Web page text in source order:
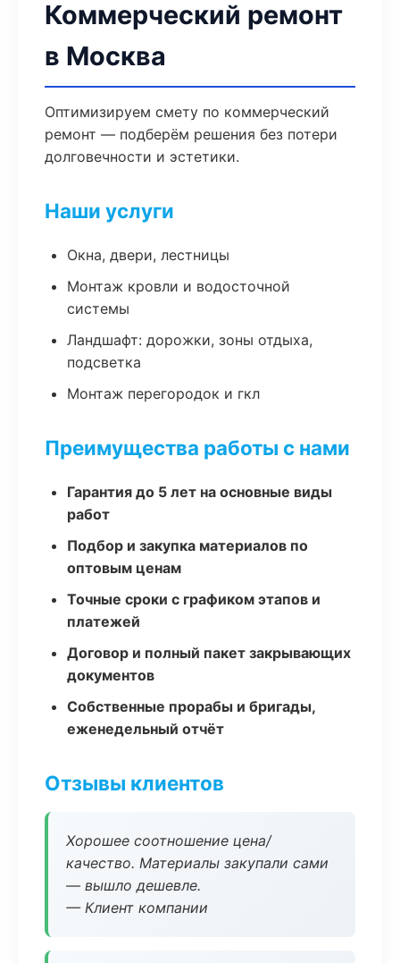
Коммерческий ремонт
в Москва
Оптимизируем смету по коммерческий
ремонт — подберём решения без потери
долговечности и эстетики.
Наши услуги
Окна, двери, лестницы
Монтаж кровли и водосточной
системы
Ландшафт: дорожки, зоны отдыха,
подсветка
Монтаж перегородок и гкл
Преимущества работы с нами
Гарантия до 5 лет на основные виды
работ
Подбор и закупка материалов по
оптовым ценам
Точные сроки с графиком этапов и
платежей
Договор и полный пакет закрывающих
документов
Собственные прорабы и бригады,
еженедельный отчёт
Отзывы клиентов
Хорошее соотношение цена/
качество. Материалы закупали сами
— вышло дешевле.
— Клиент компании